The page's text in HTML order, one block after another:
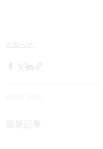
お知らせ
最新記事